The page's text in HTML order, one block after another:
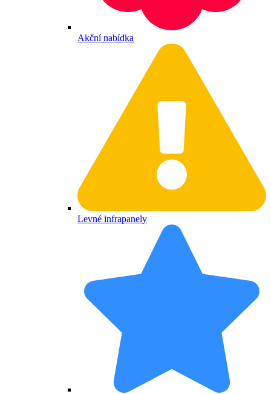
Akční nabídka
Levné infrapanely